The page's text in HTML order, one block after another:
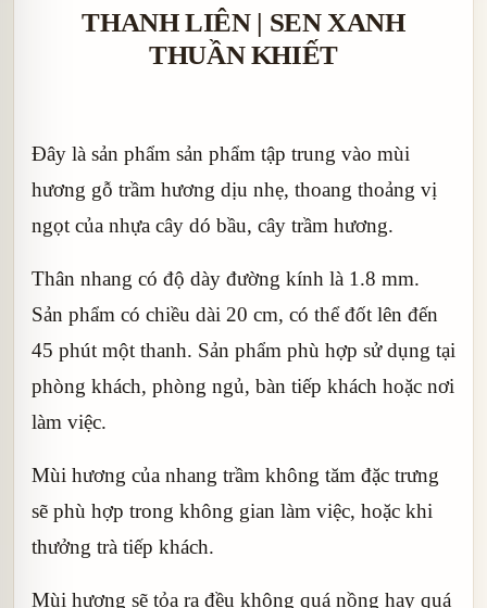
THANH LIÊN | SEN XANH
THUẦN KHIẾT
Đây là sản phẩm sản phẩm tập trung vào mùi
hương gỗ trầm hương dịu nhẹ, thoang thoảng vị
ngọt của nhựa cây dó bầu, cây trầm hương.
Thân nhang có độ dày đường kính là 1.8 mm.
Sản phẩm có chiều dài 20 cm, có thể đốt lên đến
45 phút một thanh. Sản phẩm phù hợp sử dụng tại
phòng khách, phòng ngủ, bàn tiếp khách hoặc nơi
làm việc.
Mùi hương của nhang trầm không tăm đặc trưng
sẽ phù hợp trong không gian làm việc, hoặc khi
thưởng trà tiếp khách.
Mùi hương sẽ tỏa ra đều không quá nồng hay quá